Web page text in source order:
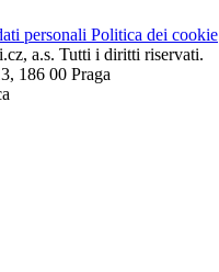
personali Politica dei cookie
a.s. Tutti i diritti riservati.
186 00 Praga